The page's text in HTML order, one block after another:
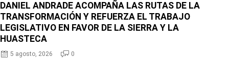
DANIEL ANDRADE ACOMPAÑA LAS RUTAS DE LA
TRANSFORMACIÓN Y REFUERZA EL TRABAJO
LEGISLATIVO EN FAVOR DE LA SIERRA Y LA
HUASTECA
5 agosto, 2026 0